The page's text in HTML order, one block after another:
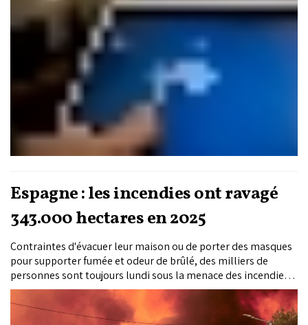
Espagne : les incendies ont ravagé
343.000 hectares en 2025
Contraintes d'évacuer leur maison ou de porter des masques
pour supporter fumée et odeur de brûlé, des milliers de
personnes sont toujours lundi sous la menace des incendies
ravageant l'Espagne, où plus de 343.000 hectares ont été
calcinés depuis le début de l'année, un record.